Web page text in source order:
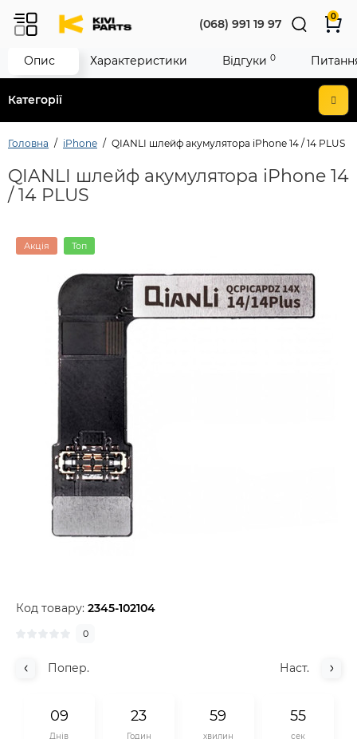
Категорії
(068) 991 19 97
0
Головна iPhone QIANLI шлейф акумулятора iPhone 14 / 14 PLUS
QIANLI шлейф акумулятора iPhone 14
/ 14 PLUS
Акція Топ
Код товару: 2345-102104
0
Попер. Наст.
09
Днів
23
Годин
59
хвилин
55
сек
Опис Характеристики Відгуки 0